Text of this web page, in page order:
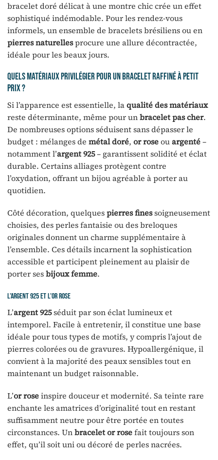
bracelet doré délicat à une montre chic crée un effet
sophistiqué indémodable. Pour les rendez-vous
informels, un ensemble de bracelets brésiliens ou en
pierres naturellesprocure une allure décontractée,
idéale pour les beaux jours.
Quels matériaux privilégier pour un bracelet raffiné à petit
prix ?
Si l’apparence est essentielle, laqualité des matériaux
reste déterminante, même pour unbracelet pas cher.
De nombreuses options séduisent sans dépasser le
budget : mélanges de métal doré, or roseouargenté–
notamment l’argent 925– garantissent solidité et éclat
durable. Certains alliages protègent contre
l’oxydation, offrant un bijou agréable à porter au
quotidien.
Côté décoration, quelquespierres finessoigneusement
choisies, des perles fantaisie ou des breloques
originales donnent un charme supplémentaire à
l’ensemble. Ces détails incarnent la sophistication
accessible et participent pleinement au plaisir de
porter sesbijoux femme.
L’argent 925 et l’or rose
L’argent 925séduit par son éclat lumineux et
intemporel. Facile à entretenir, il constitue une base
idéale pour tous types de motifs, y compris l’ajout de
pierres colorées ou de gravures. Hypoallergénique, il
convient à la majorité des peaux sensibles tout en
maintenant un budget raisonnable.
L’or roseinspire douceur et modernité. Sa teinte rare
enchante les amatrices d’originalité tout en restant
suffisamment neutre pour être portée en toutes
circonstances. Unbracelet or rosefait toujours son
effet, qu’il soit uni ou décoré de perles nacrées.